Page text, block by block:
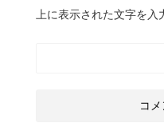
上に表示された文字を入